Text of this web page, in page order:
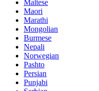
Maltese
Maori
Marathi
Mongolian
Burmese
Nepali
Norwegian
Pashto
Persian
Punjabi